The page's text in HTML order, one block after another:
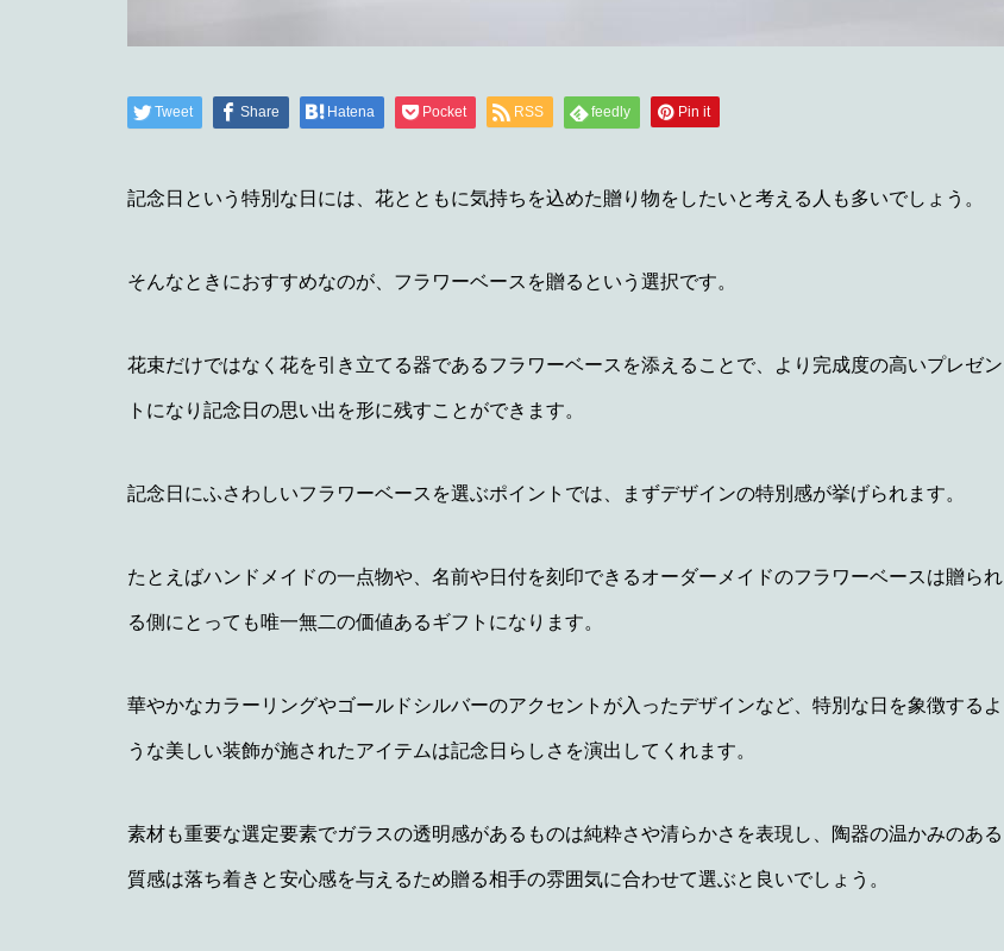
Tweet Share Hatena Pocket RSS feedly Pin it
記念日という特別な日には、花とともに気持ちを込めた贈り物をしたいと考える人も多いでしょう。
そんなときにおすすめなのが、フラワーベースを贈るという選択です。
花束だけではなく花を引き立てる器であるフラワーベースを添えることで、より完成度の高いプレゼン
トになり記念日の思い出を形に残すことができます。
記念日にふさわしいフラワーベースを選ぶポイントでは、まずデザインの特別感が挙げられます。
たとえばハンドメイドの一点物や、名前や日付を刻印できるオーダーメイドのフラワーベースは贈られ
る側にとっても唯一無二の価値あるギフトになります。
華やかなカラーリングやゴールドシルバーのアクセントが入ったデザインなど、特別な日を象徴するよ
うな美しい装飾が施されたアイテムは記念日らしさを演出してくれます。
素材も重要な選定要素でガラスの透明感があるものは純粋さや清らかさを表現し、陶器の温かみのある
質感は落ち着きと安心感を与えるため贈る相手の雰囲気に合わせて選ぶと良いでしょう。